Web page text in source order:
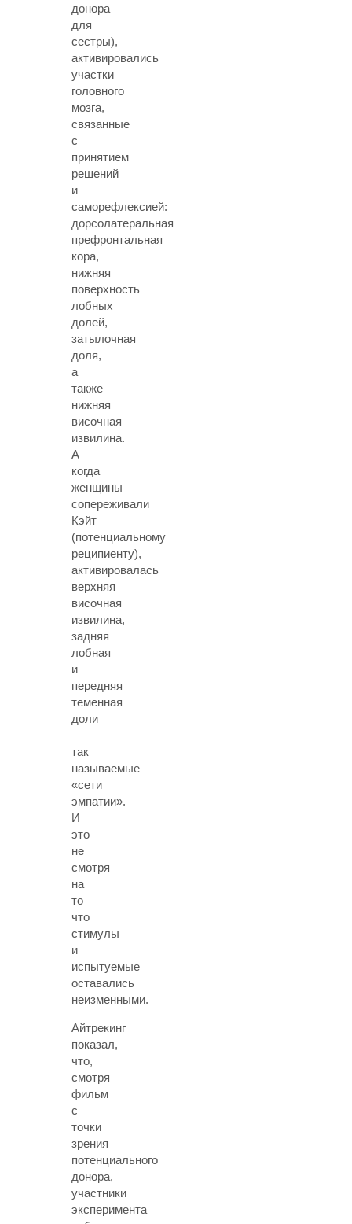
донора
для
сестры),
активировались
участки
головного
мозга,
связанные
с
принятием
решений
и
саморефлексией:
дорсолатеральная
префронтальная
кора,
нижняя
поверхность
лобных
долей,
затылочная
доля,
а
также
нижняя
височная
извилина.
А
когда
женщины
сопереживали
Кэйт
(потенциальному
реципиенту),
активировалась
верхняя
височная
извилина,
задняя
лобная
и
передняя
теменная
доли
–
так
называемые
«сети
эмпатии».
И
это
не
смотря
на
то
что
стимулы
и
испытуемые
оставались
неизменными.
Айтрекинг
показал,
что,
смотря
фильм
с
точки
зрения
потенциального
донора,
участники
эксперимента